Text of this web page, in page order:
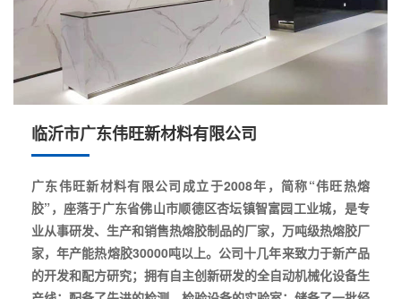
临沂市广东伟旺新材料有限公司
广东伟旺新材料有限公司成立于2008年，简称“伟旺热熔
胶”，座落于广东省佛山市顺德区杏坛镇智富园工业城，是专
业从事研发、生产和销售热熔胶制品的厂家，万吨级热熔胶厂
家，年产能热熔胶30000吨以上。公司十几年来致力于新产品
的开发和配方研究；拥有自主创新研发的全自动机械化设备生